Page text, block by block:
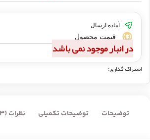
آماده ارسال
قیمت محصول
در انبار موجود نمی باشد
اشتراک گذاری:
توضیحات توضیحات تکمیلی نظرات (3)